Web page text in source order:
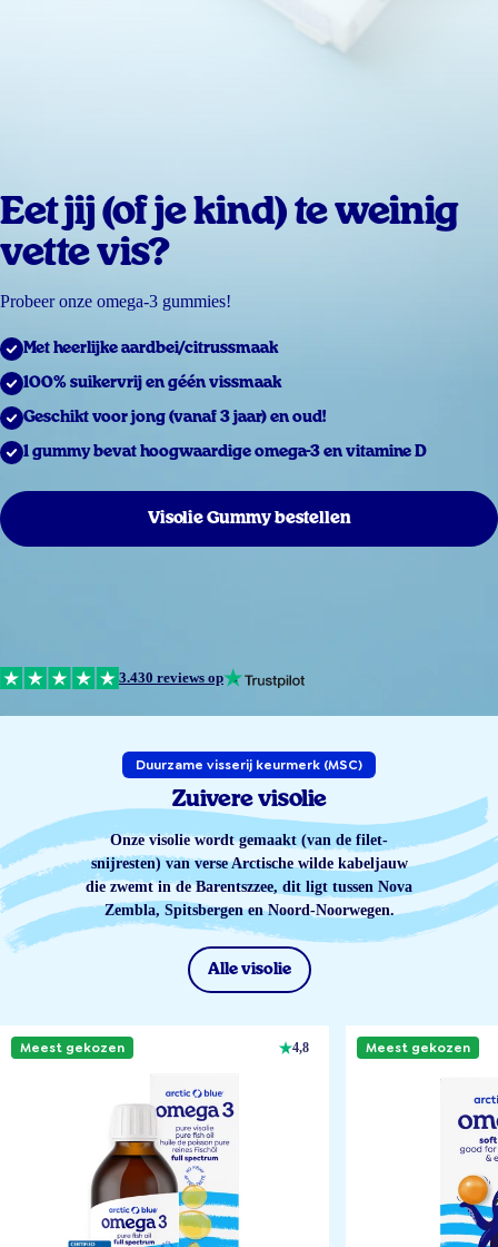
Eet jij (of je kind) te weinig
vette vis?
Probeer onze omega-3 gummies!
Met heerlijke aardbei/citrussmaak
100% suikervrij en géén vissmaak
Geschikt voor jong (vanaf 3 jaar) en oud!
1 gummy bevat hoogwaardige omega-3 en vitamine D
Visolie Gummy bestellen
3.430 reviews op
Duurzame visserij keurmerk (MSC)
Zuivere visolie
Onze visolie wordt gemaakt (van de filet-
snijresten) van verse Arctische wilde kabeljauw
die zwemt in de Barentszzee, dit ligt tussen Nova
Zembla, Spitsbergen en Noord-Noorwegen.
Alle visolie
Meest gekozen 4,8 Meest gekozen